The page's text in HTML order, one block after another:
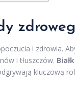
i zdrowia.
i tłuszczów.
kluczową